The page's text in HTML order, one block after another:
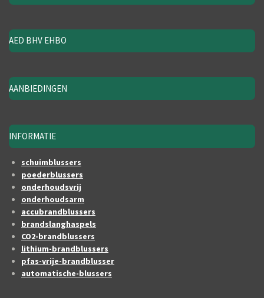
AED BHV EHBO
AANBIEDINGEN
INFORMATIE
schuimblussers
poederblussers
onderhoudsvrij
onderhoudsarm
accubrandblussers
brandslanghaspels
CO2-brandblussers
lithium-brandblussers
pfas-vrije-brandblusser
automatische-blussers